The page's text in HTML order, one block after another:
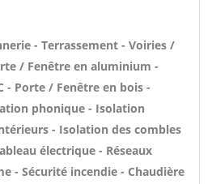
- Terrassement - Voiries /
/ Fenêtre en aluminium -
- Porte / Fenêtre en bois -
phonique - Isolation
- Isolation des combles
électrique - Réseaux
- Sécurité incendie - Chaudière